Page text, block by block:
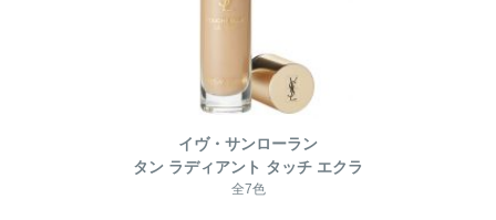
イヴ・サンローラン
タン ラディアント タッチ エクラ
全7色